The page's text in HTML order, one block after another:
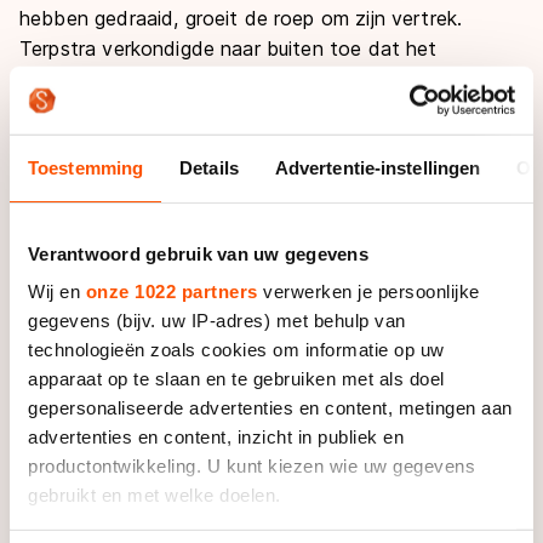
Toestemming Details Advertentie-instellingen
Verantwoord gebruik van uw gegevens
Wij en onze 1022 partners verwerken je persoonlijke
gegevens (bijv. uw IP-adres) met behulp van
technologieën zoals cookies om informatie op uw
apparaat op te slaan en te gebruiken met als doel
gepersonaliseerde advertenties en content, metingen aan
advertenties en content, inzicht in publiek en
productontwikkeling. U kunt kiezen wie uw gegevens
gebruikt en met welke doelen.
hebben gedraaid, groeit de roep om zijn vertrek.
Terpstra verkondigde naar buiten toe dat het
adviesrapport dat koos voor Icedome in Almere als
nieuwe topsportlocatie voor het schaatsen niet
deugde, maar uit interne e-mails blijkt dat hij het wel
degelijk eens was met de keuze.
verantwoorden voor de ledenraad. "Doekle staat op
wankelen. Uit de wandelgangen hoor ik dat de
onvrede groot is", stelt Johannes de Vries, een van de
drie Friezen in de raad. "Wij zullen hem stevig aan de
tand voelen, maar ik betwijfel of hij het ons nog wel
kan uitleggen.'' De ledenraad heeft de bevoegdheid
een bestuur aan te stellen of weg te sturen.
Gronings lid Chris Hoek vindt het zorgwekkend dat
'Doekle het conflict met zijn vertrouwelingen uit de